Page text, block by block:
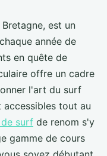
est un
année de
en quête de
offre un cadre
l'art du surf
tout au
surf de renom s'y
gamme de cours